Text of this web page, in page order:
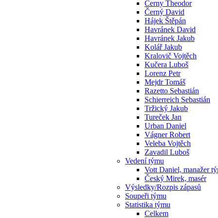
Cerny Theodor
Černý David
Hájek Štěpán
Havránek David
Havránek Jakub
Kolář Jakub
Kralovič Vojtěch
Kučera Luboš
Lorenz Petr
Mejdr Tomáš
Razetto Sebastián
Schierreich Sebastián
Tržický Jakub
Tureček Jan
Urban Daniel
Vágner Robert
Veleba Vojtěch
Zavadil Luboš
Vedení týmu
Vott Daniel, manažer
Český Mirek, masér
Výsledky/Rozpis zápasů
Soupeři týmu
Statistika týmu
Celkem